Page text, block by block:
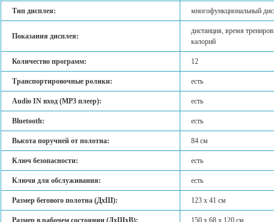
Тип дисплея: многофункциональный
Показания дисплея:
дистанция, время
калорий
Количество программ: 12
Транспортировочные ролики: есть
Audio IN вход (MP3 плеер): есть
Bluetooth: есть
Высота поручней от полотна: 84 см
Ключ безопасности: есть
Ключи для обслуживания: есть
Размер бегового полотна (ДхШ): 123 х 41 см
Размер в рабочем состоянии (ДxШxВ): 150 х 68 х 120 см